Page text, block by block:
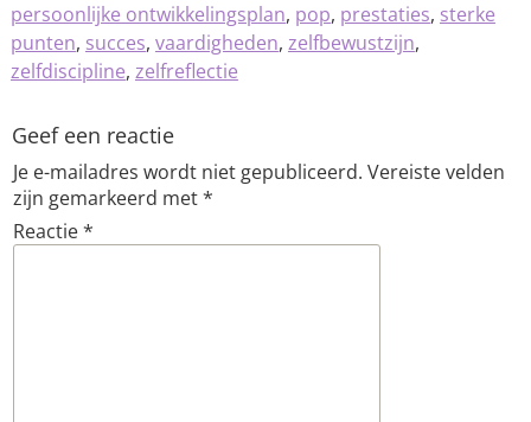
persoonlijke ontwikkelingsplan, pop, prestaties, sterke
punten, succes, vaardigheden, zelfbewustzijn,
zelfdiscipline, zelfreflectie
Geef een reactie
Je e-mailadres wordt niet gepubliceerd. Vereiste velden
zijn gemarkeerd met*
Reactie*